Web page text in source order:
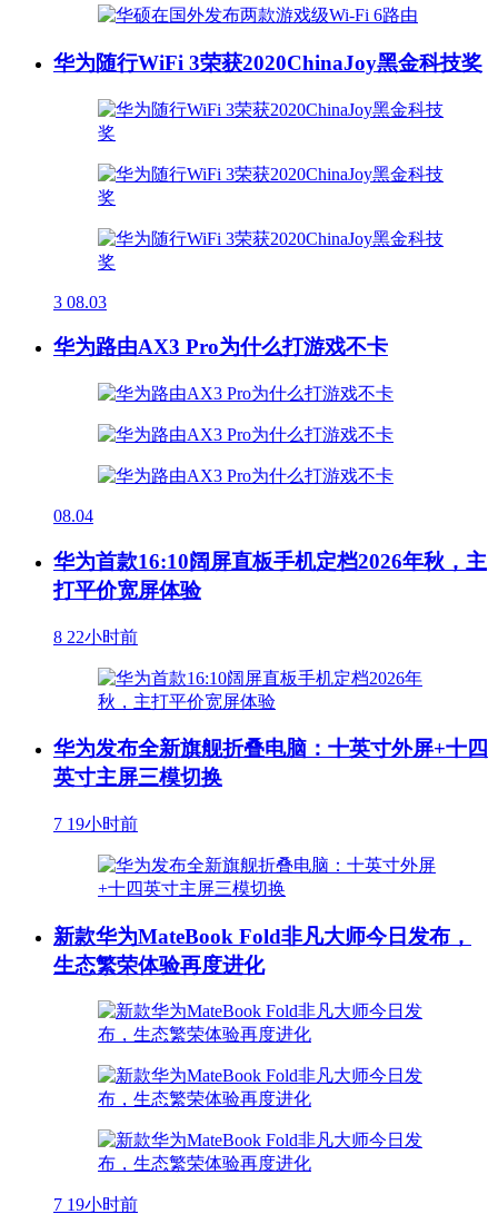
华为随行WiFi 3荣获2020ChinaJoy黑金科技奖
3 08.03
华为路由AX3 Pro为什么打游戏不卡
08.04
华为首款16:10阔屏直板手机定档2026年秋，主
打平价宽屏体验
8 22小时前
华为发布全新旗舰折叠电脑：十英寸外屏+十四
英寸主屏三模切换
7 19小时前
新款华为MateBook Fold非凡大师今日发布，
生态繁荣体验再度进化
7 19小时前